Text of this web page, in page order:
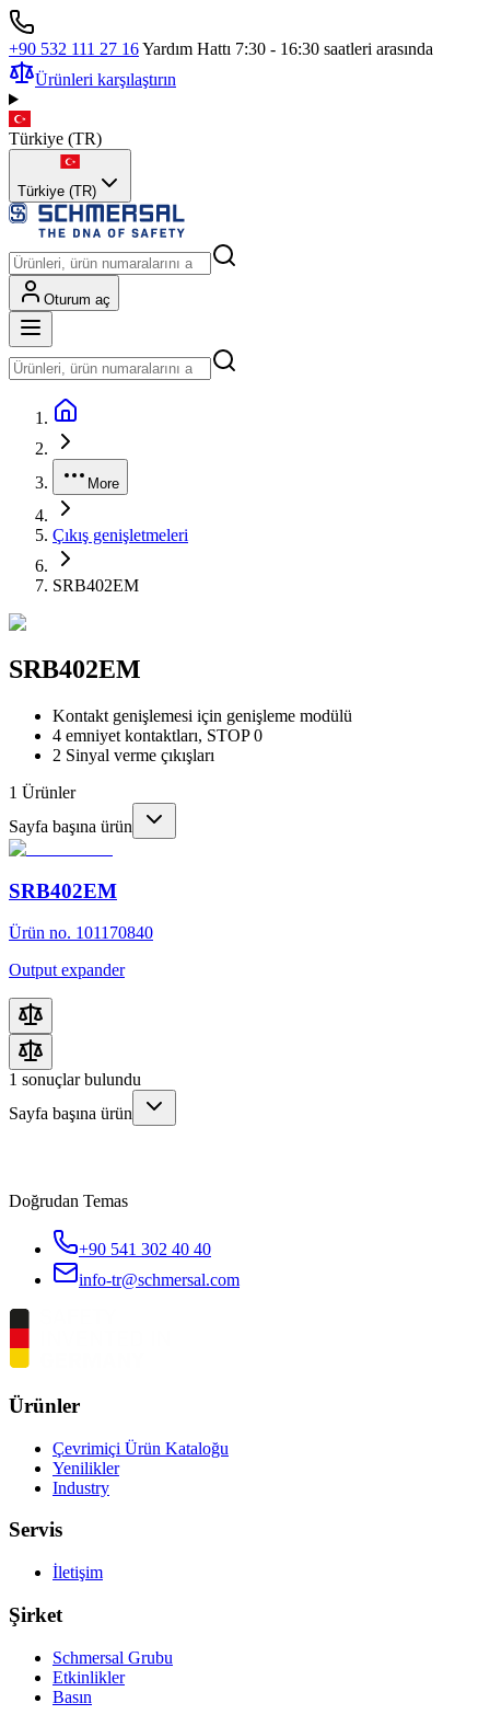
+90 532 111 27 16Yardım Hattı 7:30 - 16:30 saatleri arasında
Ürünleri karşılaştırın
Türkiye (TR)
Türkiye (TR)
Oturum aç
More
Çıkış genişletmeleri
SRB402EM
SRB402EM
Kontakt genişlemesi için genişleme modülü
4 emniyet kontaktları, STOP 0
2 Sinyal verme çıkışları
1 Ürünler
Sayfa başına ürün
SRB402EM
Ürün no. 101170840
Output expander
1 sonuçlar bulundu
Sayfa başına ürün
Doğrudan Temas
+90 541 302 40 40
info-tr@schmersal.com
Ürünler
Çevrimiçi Ürün Kataloğu
Yenilikler
Industry
Servis
İletişim
Şirket
Schmersal Grubu
Etkinlikler
Basın